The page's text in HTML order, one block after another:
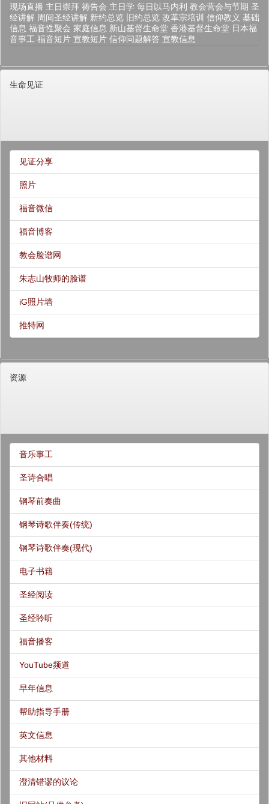
现场直播 主日崇拜 祷告会 主日学 每日以马内利 教会营会与节期 圣
经讲解 周间圣经讲解 新约总览 旧约总览 改革宗培训 信仰教义 基础
信息 福音性聚会 家庭信息 新山基督生命堂 香港基督生命堂 日本福
音事工 福音短片 宣教短片 信仰问题解答 宣教信息
生命见证
见证分享
照片
福音微信
福音博客
教会脸谱网
朱志山牧师的脸谱
iG照片墙
推特网
资源
音乐事工
圣诗合唱
钢琴前奏曲
钢琴诗歌伴奏(传统)
钢琴诗歌伴奏(现代)
电子书籍
圣经阅读
圣经聆听
福音播客
YouTube频道
早年信息
帮助指导手册
英文信息
其他材料
澄清错谬的议论